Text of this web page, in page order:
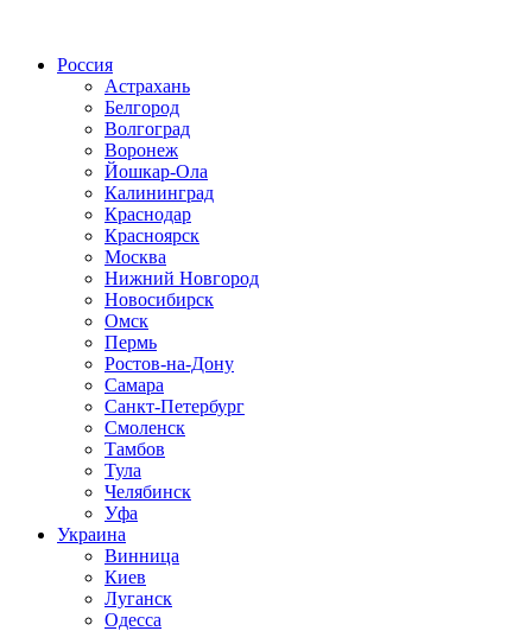
Россия
Астрахань
Белгород
Волгоград
Воронеж
Йошкар-Ола
Калининград
Краснодар
Красноярск
Москва
Нижний Новгород
Новосибирск
Омск
Пермь
Ростов-на-Дону
Самара
Санкт-Петербург
Смоленск
Тамбов
Тула
Челябинск
Уфа
Украина
Винница
Киев
Луганск
Одесса